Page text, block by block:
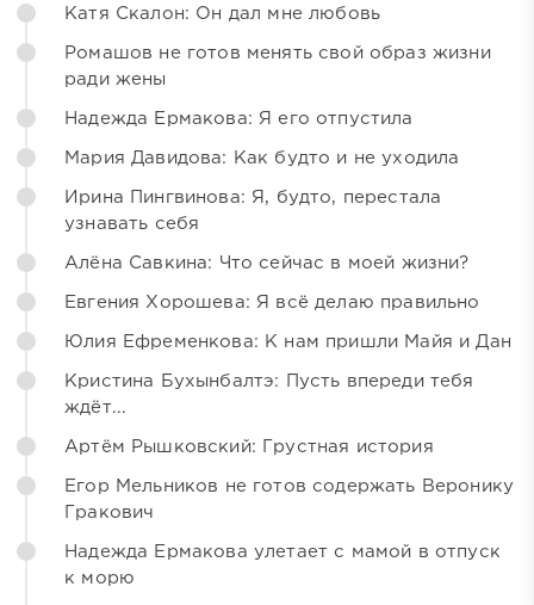
Катя Скалон: Он дал мне любовь
Ромашов не готов менять свой образ жизни
ради жены
Надежда Ермакова: Я его отпустила
Мария Давидова: Как будто и не уходила
Ирина Пингвинова: Я, будто, перестала
узнавать себя
Алёна Савкина: Что сейчас в моей жизни?
Евгения Хорошева: Я всё делаю правильно
Юлия Ефременкова: К нам пришли Майя и Дан
Кристина Бухынбалтэ: Пусть впереди тебя
ждёт...
Артём Рышковский: Грустная история
Егор Мельников не готов содержать Веронику
Гракович
Надежда Ермакова улетает с мамой в отпуск
к морю